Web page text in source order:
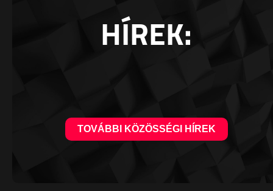
HÍREK:
TOVÁBBI KÖZÖSSÉGI HÍREK